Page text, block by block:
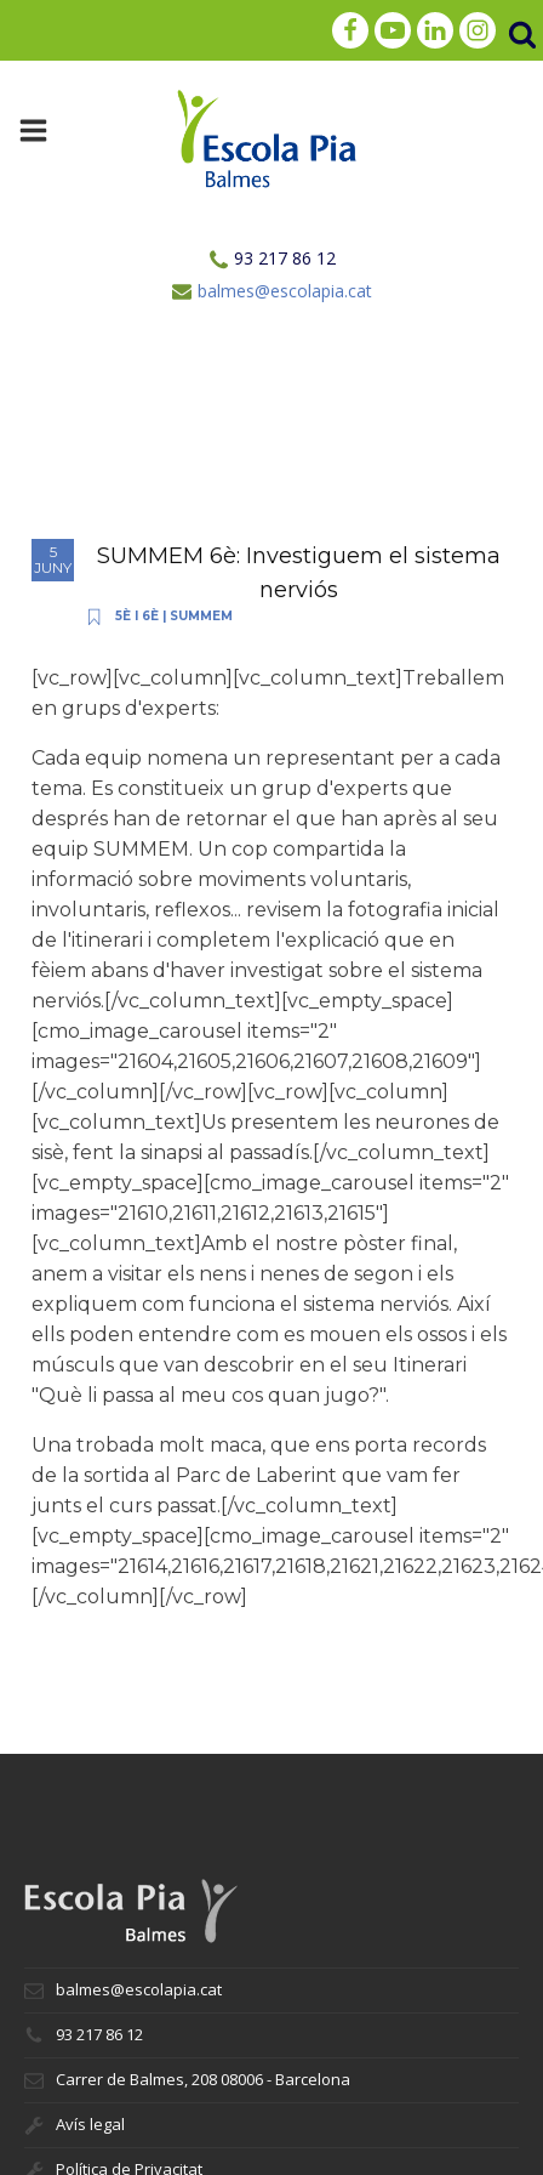
93 217 86 12
balmes@escolapia.cat
5
JUNY
SUMMEM 6è: Investiguem el sistema
nerviós
5È I 6È | SUMMEM
[vc_row][vc_column][vc_column_text]Treballem
en grups d'experts:
Cada equip nomena un representant per a cada
tema. Es constitueix un grup d'experts que
després han de retornar el que han après al seu
equip SUMMEM. Un cop compartida la
informació sobre moviments voluntaris,
involuntaris, reflexos... revisem la fotografia inicial
de l'itinerari i completem l'explicació que en
fèiem abans d'haver investigat sobre el sistema
nerviós.[/vc_column_text][vc_empty_space]
[cmo_image_carousel items="2"
images="21604,21605,21606,21607,21608,21609"]
[/vc_column][/vc_row][vc_row][vc_column]
[vc_column_text]Us presentem les neurones de
sisè, fent la sinapsi al passadís.[/vc_column_text]
[vc_empty_space][cmo_image_carousel items="2"
images="21610,21611,21612,21613,21615"]
[vc_column_text]Amb el nostre pòster final,
anem a visitar els nens i nenes de segon i els
expliquem com funciona el sistema nerviós. Així
ells poden entendre com es mouen els ossos i els
músculs que van descobrir en el seu Itinerari
"Què li passa al meu cos quan jugo?".
Una trobada molt maca, que ens porta records
de la sortida al Parc de Laberint que vam fer
junts el curs passat.[/vc_column_text]
[vc_empty_space][cmo_image_carousel items="2"
[/vc_column][/vc_row]
balmes@escolapia.cat
93 217 86 12
Carrer de Balmes, 208 08006 - Barcelona
Avís legal
Política de Privacitat